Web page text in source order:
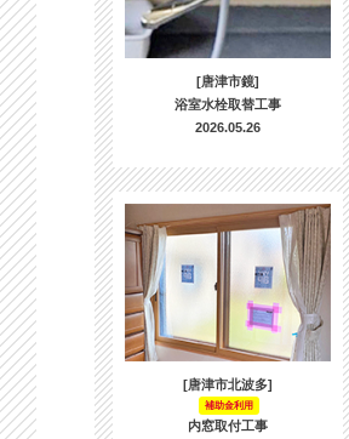
[唐津市鏡]
浴室水栓取替工事
2026.05.26
[唐津市北波多]
補助金利用
内窓取付工事